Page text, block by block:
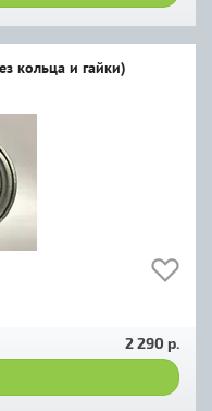
кольца и гайки)
2 290 р.